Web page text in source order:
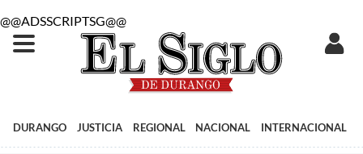
@@ADSSCRIPTSG@@
DURANGO JUSTICIA REGIONAL NACIONAL INTERNACIONAL